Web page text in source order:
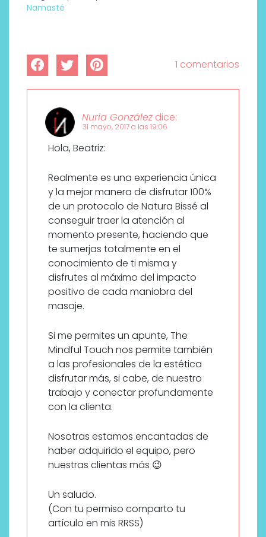
Namasté
1 comentarios
Nuria González dice:
31 mayo, 2017 a las 19:06
Hola, Beatriz:
Realmente es una experiencia única
y la mejor manera de disfrutar 100%
de un protocolo de Natura Bissé al
conseguir traer la atención al
momento presente, haciendo que
te sumerjas totalmente en el
conocimiento de ti misma y
disfrutes al máximo del impacto
positivo de cada maniobra del
masaje.
Si me permites un apunte, The
Mindful Touch nos permite también
a las profesionales de la estética
disfrutar más, si cabe, de nuestro
trabajo y conectar profundamente
con la clienta.
Nosotras estamos encantadas de
haber adquirido el equipo, pero
nuestras clientas más 😉
Un saludo.
(Con tu permiso comparto tu
artículo en mis RRSS)